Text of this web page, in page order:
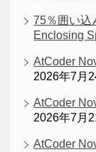
75％囲い込
Enclosing
AtCoder
2026年7月
AtCoder
2026年7月
AtCoder